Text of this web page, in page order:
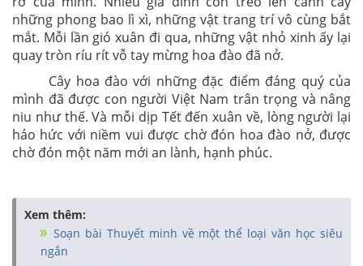
những phong bao lì xì, những vật trang trí vô cùng bắt
mắt. Mỗi lần gió xuân đi qua, những vật nhỏ xinh ấy lại
quay tròn ríu rít vỗ tay mừng hoa đào đã nở.
Cây hoa đào với những đặc điểm đáng quý của
mình đã được con người Việt Nam trân trọng và nâng
niu như thế. Và mỗi dịp Tết đến xuân về, lòng người lại
háo hức với niềm vui được chờ đón hoa đào nở, được
chờ đón một năm mới an lành, hạnh phúc.
Xem thêm:
Soạn bài Thuyết minh về một thể loại văn học siêu
ngắn